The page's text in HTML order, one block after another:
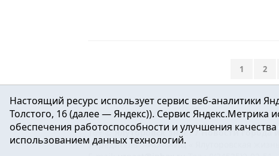
1 2
16+ ©Ялуторовск знает / Новости города
Учредитель: АНО «ИИЦ « Ялуторовская
Настоящий ресурс использует сервис веб-аналитики
Толстого, 16 (далее — Яндекс)). Сервис
обеспечения работоспособности и улучшения
использованием данных технологий.